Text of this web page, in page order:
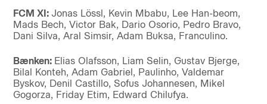
FCM XI: Jonas Lössl, Kevin Mbabu, Lee Han-beom,
Mads Bech, Victor Bak, Dario Osorio, Pedro Bravo,
Dani Silva, Aral Simsir, Adam Buksa, Franculino.
Bænken: Elias Olafsson, Liam Selin, Gustav Bjerge,
Bilal Konteh, Adam Gabriel, Paulinho, Valdemar
Byskov, Denil Castillo, Sofus Johannesen, Mikel
Gogorza, Friday Etim, Edward Chilufya.